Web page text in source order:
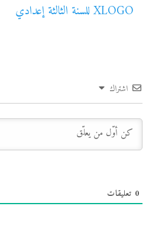
XLOGO للسنة الثالثة إعدادي
اشتراك
0 تعليقات